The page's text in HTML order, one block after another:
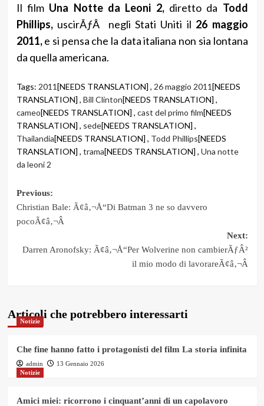
Il filmUna Notte da Leoni 2,diretto da Todd
Phillips,uscirÃƒÂ negli Stati Uniti il 26 maggio
2011,e si pensa che la data italiana non sia lontana
da quella americana.
Tags: 2011[NEEDS TRANSLATION] , 26 maggio 2011[NEEDS
TRANSLATION] , Bill Clinton[NEEDS TRANSLATION] ,
cameo[NEEDS TRANSLATION] , cast del primo film[NEEDS
TRANSLATION] , sede[NEEDS TRANSLATION] ,
Thailandia[NEEDS TRANSLATION] , Todd Phillips[NEEDS
TRANSLATION] , trama[NEEDS TRANSLATION] , Una notte
da leoni 2
Post
navigation
Previous:
Christian Bale: Ã¢â‚¬Å“Di Batman 3 ne so davvero
pocoÃ¢â‚¬Â
Next:
Darren Aronofsky: Ã¢â‚¬Å“Per Wolverine non cambierÃƒÂ²
il mio modo di lavorareÃ¢â‚¬Â
Articoli che potrebbero interessarti
Notizie
Che fine hanno fatto i protagonisti del film La storia infinita
admin
13 Gennaio 2026
Notizie
Amici miei: ricorrono i cinquant’anni di un capolavoro